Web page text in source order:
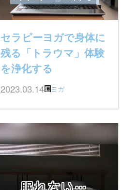
セラピーヨガで身体に
残る「トラウマ」体験
を浄化する
2023.03.14 ヨガ